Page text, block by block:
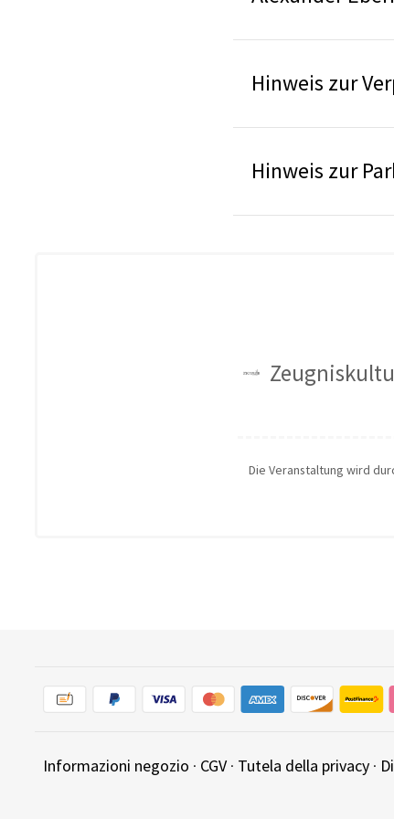
Hinweis zur
Hinweis zur
Die Veranstaltung wird
Informazioni negozio · CGV· Tutela della privacy ·